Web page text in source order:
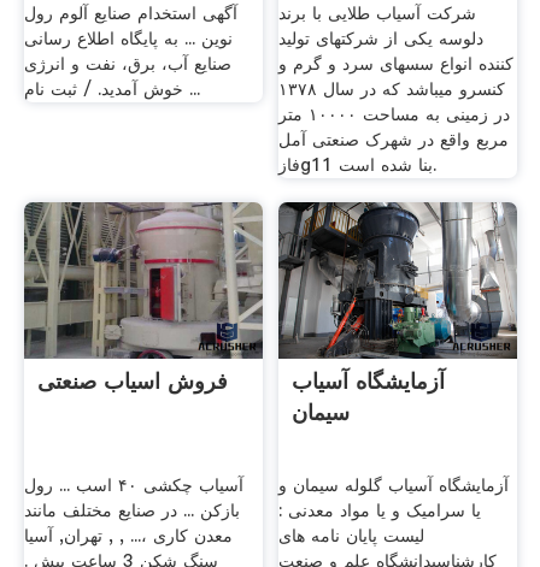
آگهی استخدام صنایع آلوم رول
نوین ... به پایگاه اطلاع رسانی
صنایع آب، برق، نفت و انرژی
خوش آمدید. / ثبت نام ...
شرکت آسیاب طلایی با برند
دلوسه یکی از شرکتهای تولید
کننده انواع سسهای سرد و گرم و
کنسرو میباشد که در سال ۱۳۷۸
در زمینی به مساحت ۱۰۰۰۰ متر
مربع واقع در شهرک صنعتی آمل
فازg11 بنا شده است.
فروش اسیاب صنعتی
آسیاب چکشی ۴۰ اسب ... رول
بازکن ... در صنایع مختلف مانند
معدن کاری ،... , , تهران, آسیا
سنگ شکن 3 ساعت پیش .
آزمایشگاه آسیاب
سیمان
آزمایشگاه آسیاب گلوله سیمان و
یا سرامیک و یا مواد معدنی :
لیست پایان نامه های
کارشناسیدانشگاه علم و صنعت